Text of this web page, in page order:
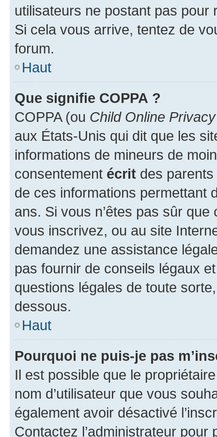
utilisateurs ne postant pas pour
Si cela vous arrive, tentez de
forum.
Haut
Que signifie COPPA ?
COPPA (ou Child Online
aux États-Unis qui dit que les
informations de mineurs de
consentement écrit des parents
de ces informations permettant
ans. Si vous n’êtes pas sûr
vous inscrivez, ou au site
demandez une assistance
pas fournir de conseils légaux
questions légales de toute
dessous.
Haut
Pourquoi ne puis-je pas
Il est possible que le
nom d’utilisateur que vous
également avoir désactivé
Contactez l’administrateur